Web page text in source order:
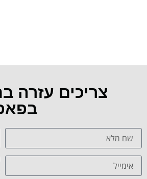
צריכים עזרה